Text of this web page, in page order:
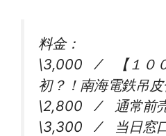
料金：
\3,000 ⁄ 【１０
初？！南海電鉄吊
\2,800 ⁄ 通常前
\3,300 ⁄ 当日窓